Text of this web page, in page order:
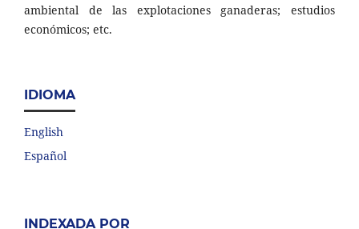
ambiental de las explotaciones ganaderas; estudios
económicos; etc.
IDIOMA
English
Español
INDEXADA POR